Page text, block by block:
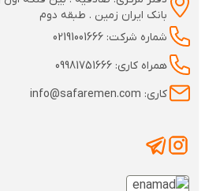
بانک ایران زمین . طبقه دوم
شماره شرکت: 02191001666
همراه کاری: 09981751666
کاری: info@safaremen.com